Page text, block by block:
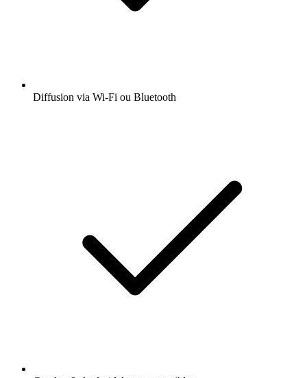
Diffusion via Wi-Fi ou Bluetooth